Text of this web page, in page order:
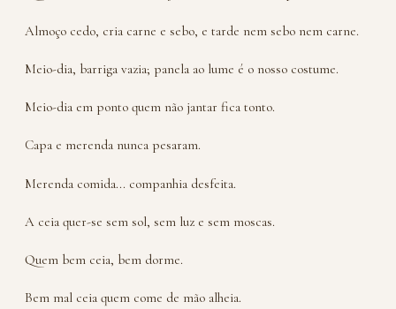
Almoço cedo, cria carne e sebo, e tarde nem sebo nem carne.
Meio-dia, barriga vazia; panela ao lume é o nosso costume.
Meio-dia em ponto quem não jantar fica tonto.
Capa e merenda nunca pesaram.
Merenda comida... companhia desfeita.
A ceia quer-se sem sol, sem luz e sem moscas.
Quem bem ceia, bem dorme.
Bem mal ceia quem come de mão alheia.